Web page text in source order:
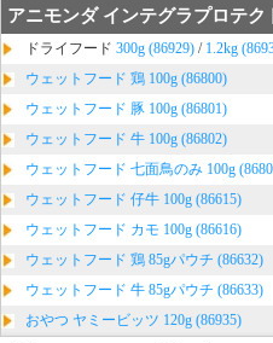
アニモンダ インテグラプロテ
ドライフード 300g (86929) / 1.2kg
ウェットフード 鶏 100g (86800)
ウェットフード 豚 100g (86801)
ウェットフード 牛 100g (86802)
ウェットフード 七面鳥のみ 100g
ウェットフード 仔牛 100g (86615)
ウェットフード カモ 100g (86616)
ウェットフード 鶏 85gパウチ (86632)
ウェットフード 牛 85gパウチ (86633)
おやつ ヤミービッツ 120g (86935)